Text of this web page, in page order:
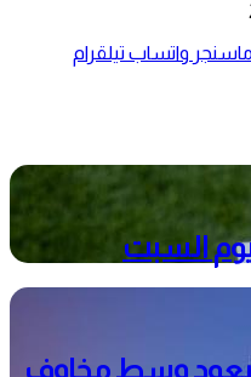
ماسنجر واتساب تيلقرام
السبت
وسط مخاوف